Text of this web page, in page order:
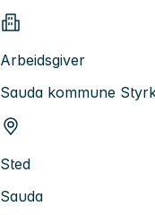
Arbeidsgiver
Sauda kommune
Sted
Sauda